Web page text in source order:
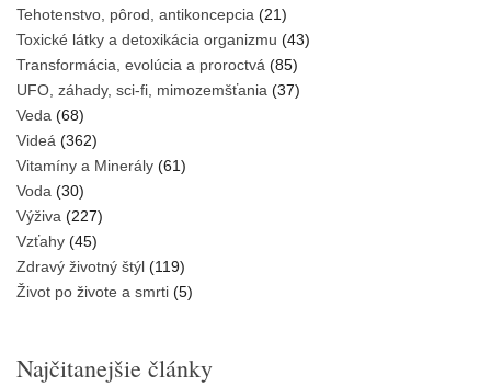
Tehotenstvo, pôrod, antikoncepcia (21)
Toxické látky a detoxikácia organizmu (43)
Transformácia, evolúcia a proroctvá (85)
UFO, záhady, sci-fi, mimozemšťania (37)
Veda (68)
Videá (362)
Vitamíny a Minerály (61)
Voda (30)
Výživa (227)
Vzťahy (45)
Zdravý životný štýl (119)
Život po živote a smrti (5)
Najčitanejšie články